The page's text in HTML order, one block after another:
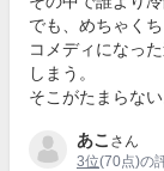
でも、めちゃくち
コメディになっ
しまう。
そこがたまらない
あこ さん
3位(70点)の